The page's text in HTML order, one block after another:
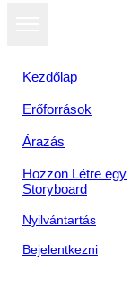
Kezdőlap
Erőforrások
Árazás
Hozzon Létre egy
Storyboard
Nyilvántartás
Bejelentkezni